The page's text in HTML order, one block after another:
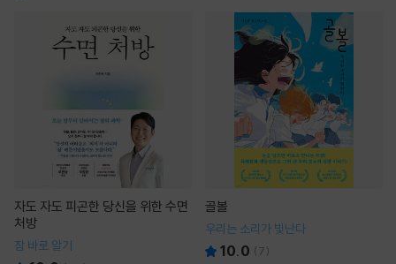
자도 자도 피곤한 당신을 위한 수면
처방
잠 바로 알기
골볼
우리는 소리가 빛난다
10.0 (7)